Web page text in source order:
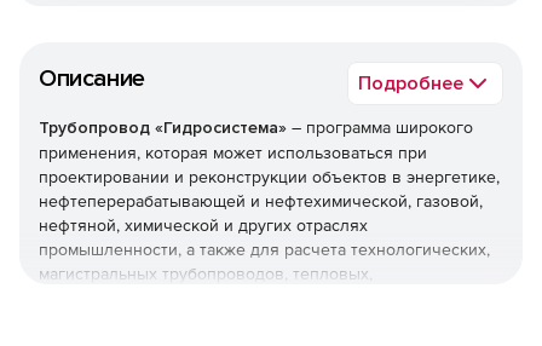
Описание Подробнее
Трубопровод «Гидросистема» – программа широкого
применения, которая может использоваться при
проектировании и реконструкции объектов в энергетике,
нефтеперерабатывающей и нефтехимической, газовой,
нефтяной, химической и других отраслях
промышленности, а также для расчета технологических,
магистральных трубопроводов, тепловых,